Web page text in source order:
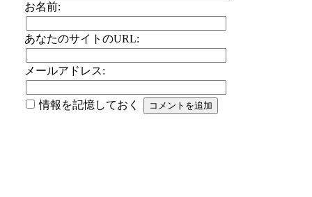
お名前:
あなたのサイトのURL:
メールアドレス:
情報を記憶しておく